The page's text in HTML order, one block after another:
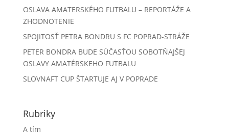
OSLAVA AMATERSKÉHO FUTBALU – REPORTÁŽE A
ZHODNOTENIE
SPOJITOSŤ PETRA BONDRU S FC POPRAD-STRÁŽE
PETER BONDRA BUDE SÚČASŤOU SOBOTŇAJŠEJ
OSLAVY AMATÉRSKEHO FUTBALU
SLOVNAFT CUP ŠTARTUJE AJ V POPRADE
Rubriky
A tím